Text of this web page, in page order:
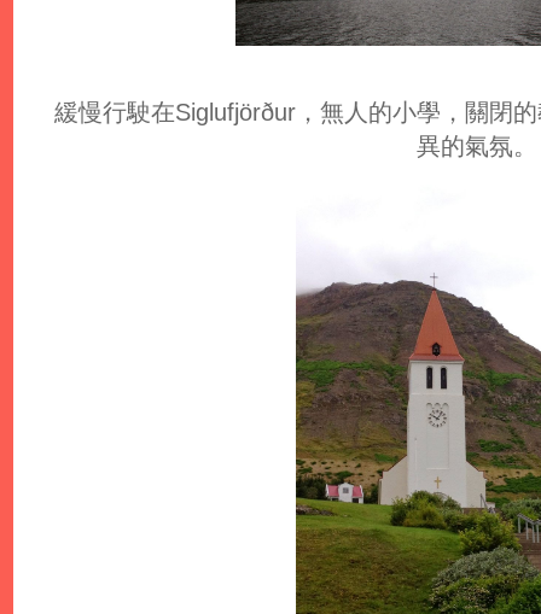
緩慢行駛在Siglufjörður，無人的小學，關閉
異的氣氛。